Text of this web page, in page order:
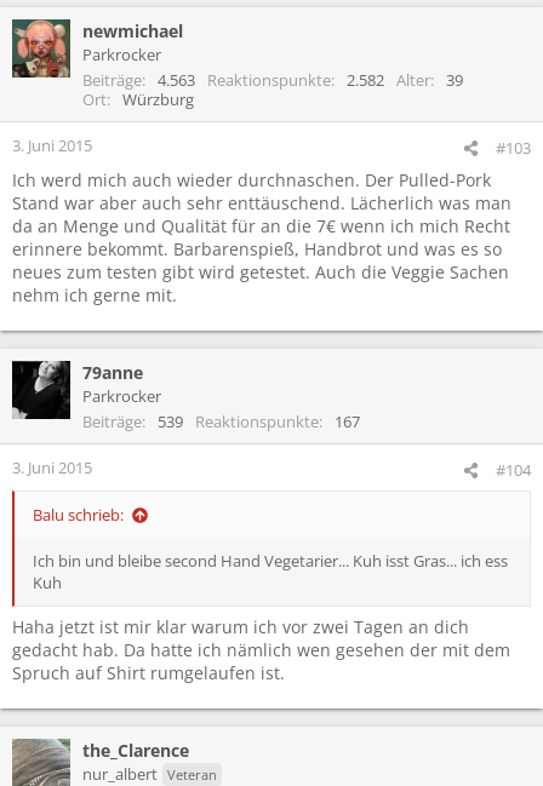
k
t
i
n
:
newmichael
Parkrocker
Beiträge
4.563 Reaktionspunkte 2.582 Alter
39
Ort
Würzburg
3. Juni 2015 #103
Ich werd mich auch wieder durchnaschen. Der Pulled-Pork
Stand war aber auch sehr enttäuschend. Lächerlich was man
da an Menge und Qualität für an die 7€ wenn ich mich Recht
erinnere bekommt. Barbarenspieß, Handbrot und was es so
neues zum testen gibt wird getestet. Auch die Veggie Sachen
nehm ich gerne mit.
79anne
Parkrocker
Beiträge
539 Reaktionspunkte 167
3. Juni 2015 #104
Balu schrieb:
Ich bin und bleibe second Hand Vegetarier... Kuh isst Gras... ich ess
Kuh
Haha jetzt ist mir klar warum ich vor zwei Tagen an dich
gedacht hab. Da hatte ich nämlich wen gesehen der mit dem
Spruch auf Shirt rumgelaufen ist.
the_Clarence
nur_albert Veteran